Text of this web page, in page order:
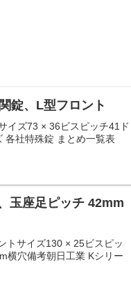
錠、L型フロント
イズ73 × 36ビスピッチ41ド
各社特殊錠 まとめ一覧表
玉座足ピッチ 42mm
トサイズ130 × 25ビスピッ
横穴備考朝日工業 Kシリー